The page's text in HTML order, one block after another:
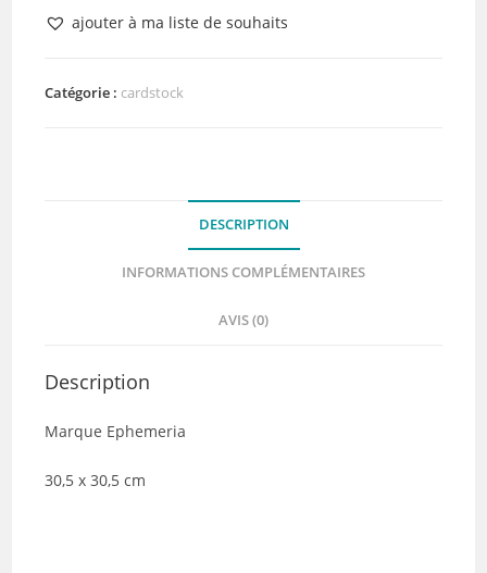
Cardstock
texturé
ajouter à ma liste de souhaits
Catégorie : cardstock
DESCRIPTION
INFORMATIONS COMPLÉMENTAIRES
AVIS (0)
Description
Marque Ephemeria
30,5 x 30,5 cm